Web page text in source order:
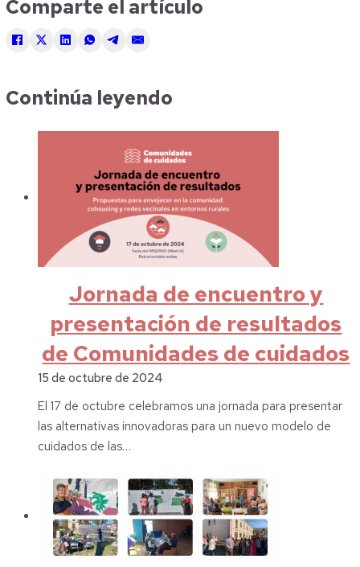
Comparte el artículo
Continúa leyendo
Jornada de encuentro y
presentación de resultados
de Comunidades de cuidados
15 de octubre de 2024
El 17 de octubre celebramos una jornada para presentar
las alternativas innovadoras para un nuevo modelo de
cuidados de las…